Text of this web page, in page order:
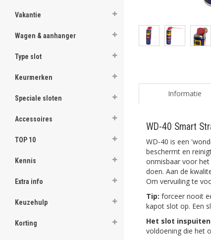
Vakantie
Wagen & aanhanger
Type slot
Keurmerken
Speciale sloten
Accessoires
TOP 10
Kennis
Extra info
Keuzehulp
Korting
Informatie
WD-40 Smart
WD-40 is een
beschermt en
onmisbaar voor
doen. Aan de
Om vervuiling te
Tip: forceer nooit
kapot slot op. Een
Het slot
voldoening die het